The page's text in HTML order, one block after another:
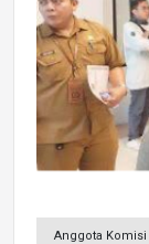
Anggota Komisi